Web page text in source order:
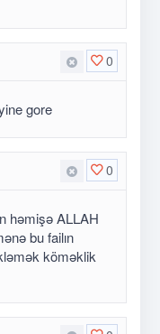
0
gore
0
həmişə ALLAH
bu failın
köməklik